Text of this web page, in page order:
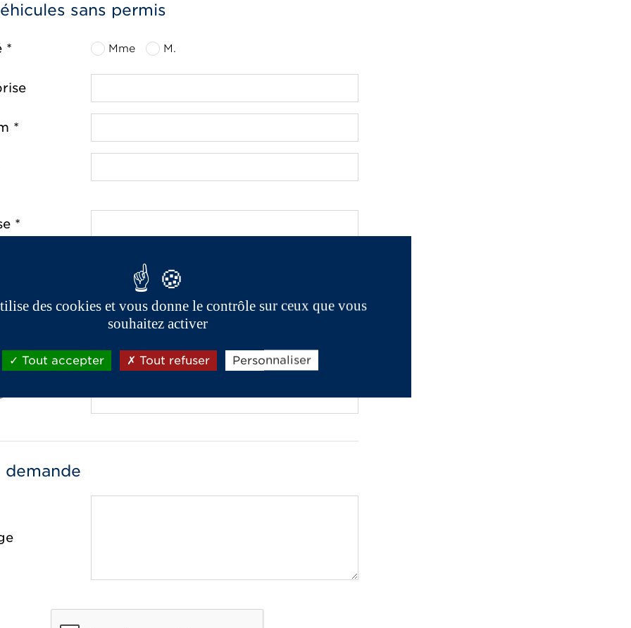
sans permis
* Mme M.
*
*
*
demande
des cookies et vous donne le contrôle sur ceux que vous
souhaitez activer
Tout accepter Tout refuser Personnaliser